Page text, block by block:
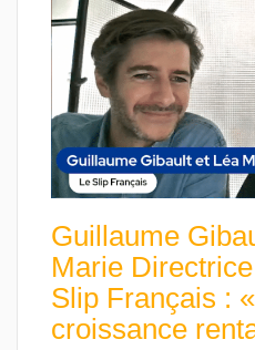
Guillaume
Marie
Slip Français :
croissance